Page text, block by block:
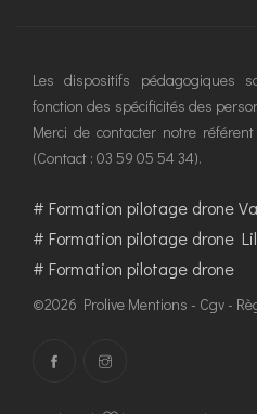
Les dispositifs pédagogiques
fonction des spécificités des
Merci de contacter notre
(Contact : 03 59 05 54 34).
# Formation pilotage drone
# Formation pilotage drone
# Formation pilotage drone
©2026 Prolive Mentions - Cgv -